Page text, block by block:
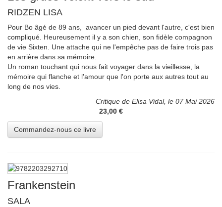
RIDZEN LISA
Pour Bo âgé de 89 ans, avancer un pied devant l'autre, c'est bien
compliqué. Heureusement il y a son chien, son fidèle compagnon
de vie Sixten. Une attache qui ne l'empêche pas de faire trois pas
en arrière dans sa mémoire.
Un roman touchant qui nous fait voyager dans la vieillesse, la
mémoire qui flanche et l'amour que l'on porte aux autres tout au
long de nos vies.
Critique de Elisa Vidal, le 07 Mai 2026
23,00 €
Frankenstein
SALA